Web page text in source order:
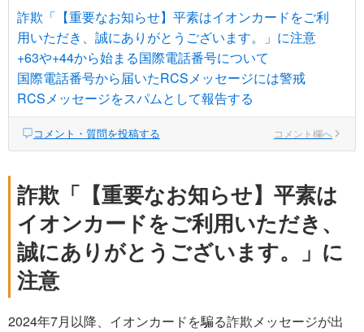
詐欺「【重要なお知らせ】平素はイオンカードをご利
用いただき、誠にありがとうございます。」に注意
+63や+44から始まる国際電話番号について
国際電話番号から届いたRCSメッセージには警戒
RCSメッセージをスパムとして報告する
コメント・質問を投稿する コメント欄へ
詐欺「【重要なお知らせ】平素は
イオンカードをご利用いただき、
誠にありがとうございます。」に
注意
2024年7月以降、イオンカードを騙る詐欺メッセージが出